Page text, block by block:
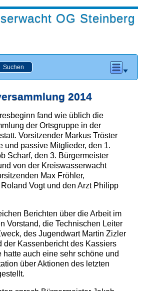
OG Steinberg
2014
fand wie üblich die
der Ortsgruppe in der
Vorsitzender Markus Tröster
und passive Mitglieder, den 1.
Scharf, den 3. Bürgermeister
von der Kreiswasserwacht
Max Fröhler,
Vogt und den Arzt Philipp
Berichten über die Arbeit im
Vorstand, die Technischen Leiter
des Jugendwart Martin Zizler
der Kassenbericht des Kassiers
hatte auch eine sehr schöne und
über Aktionen des letzten